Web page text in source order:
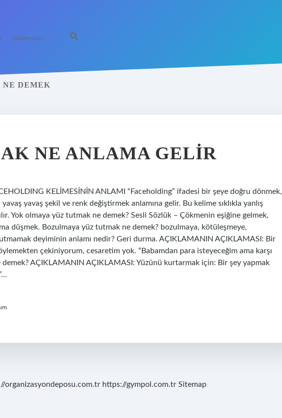
Hakkımızda
DEMEK
NE ANLAMA GELIR
KELİMESİNİN ANLAMI “Faceholding” ifadesi bir şeye doğru dönmek,
yavaş şekil ve renk değiştirmek anlamına gelir. Bu kelime sıklıkla yanlış
Yok olmaya yüz tutmak ne demek? Sesli Sözlük – Çökmenin eşiğine gelmek,
düşmek. Bozulmaya yüz tutmak ne demek? bozulmaya, kötüleşmeye,
deyiminin anlamı nedir? Geri durma. AÇIKLAMANIN AÇIKLAMASI: Bir
çekiniyorum, cesaretim yok. “Babamdan para isteyeceğim ama karşı
demek? AÇIKLAMANIN AÇIKLAMASI: Yüzünü kurtarmak için: Bir şey yapmak
organizasyondeposu.com.tr https://gympol.com.tr Sitemap